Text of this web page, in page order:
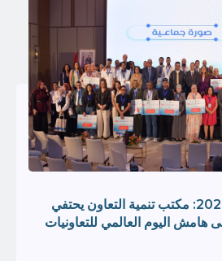
الجيل المتضامن 2026: مكتب تنمية التعاون يحتفي
هامش اليوم العالمي للتعاونيات